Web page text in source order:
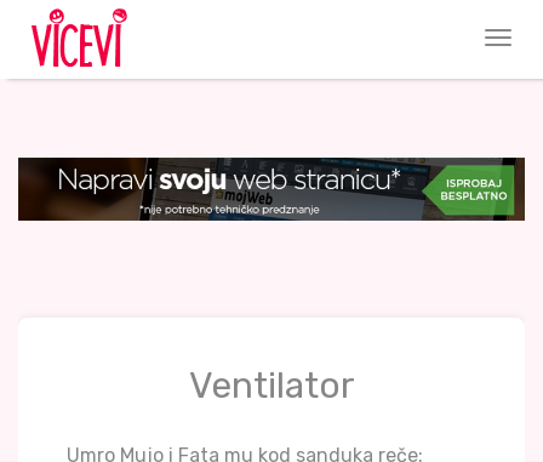
Ventilator
Umro Mujo i Fata mu kod sanduka reče: